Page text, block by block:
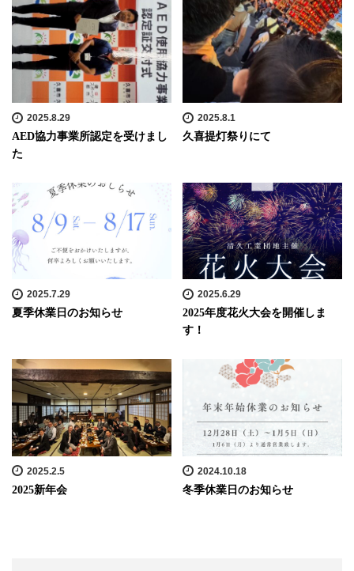
2025.8.29
AED協力事業所認定を受けまし
た
2025.8.1
久喜提灯祭りにて
2025.7.29
夏季休業日のお知らせ
2025.6.29
2025年度花火大会を開催しま
す！
2025.2.5
2025新年会
2024.10.18
冬季休業日のお知らせ